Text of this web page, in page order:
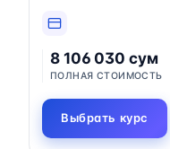
8 106 030 сум
ПОЛНАЯ СТОИМОСТЬ
Выбрать курс